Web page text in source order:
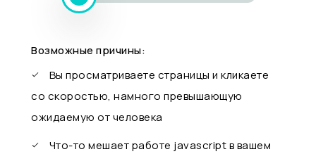
Возможные причины:
Вы просматриваете страницы и кликаете
со скоростью, намного превышающую
ожидаемую от человека
Что-то мешает работе javascript в вашем